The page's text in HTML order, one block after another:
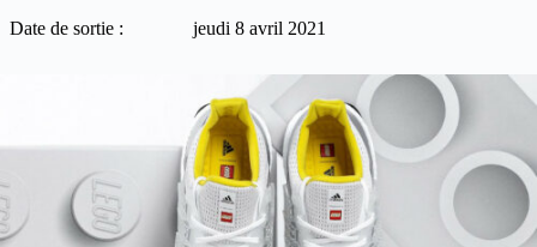
Date de sortie :
jeudi 8 avril 2021